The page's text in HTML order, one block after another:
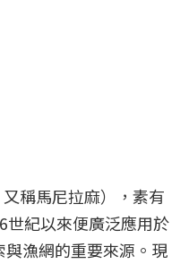
稱馬尼拉麻），素有
世紀以來便廣泛應用於
漁網的重要來源。現